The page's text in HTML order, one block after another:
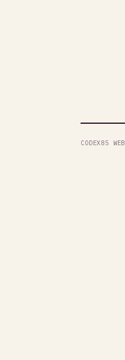
CODEX85